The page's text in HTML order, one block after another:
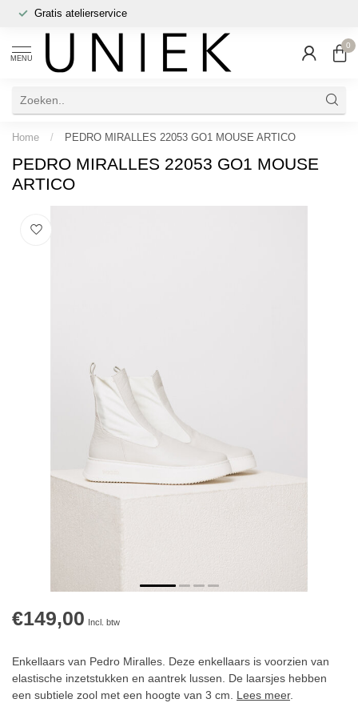
Gratis atelierservice
MENU
0
Home / PEDRO MIRALLES 22053 GO1 MOUSE ARTICO
PEDRO MIRALLES 22053 GO1 MOUSE
ARTICO
€149,00 Incl. btw
Enkellaars van Pedro Miralles. Deze enkellaars is voorzien van
elastische inzetstukken en aantrek lussen. De laarsjes hebben
een subtiele zool met een hoogte van 3 cm. Lees meer.